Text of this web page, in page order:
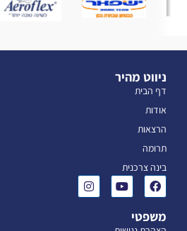
ניווט מהיר
דף הבית
אודות
הרצאות
תרומה
בינה צרכנית
משפטי